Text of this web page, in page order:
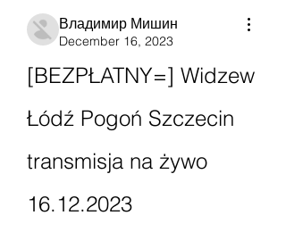
Владимир Мишин
December 16, 2023
[BEZPŁATNY=] Widzew
Łódź Pogoń Szczecin
transmisja na żywo
16.12.2023